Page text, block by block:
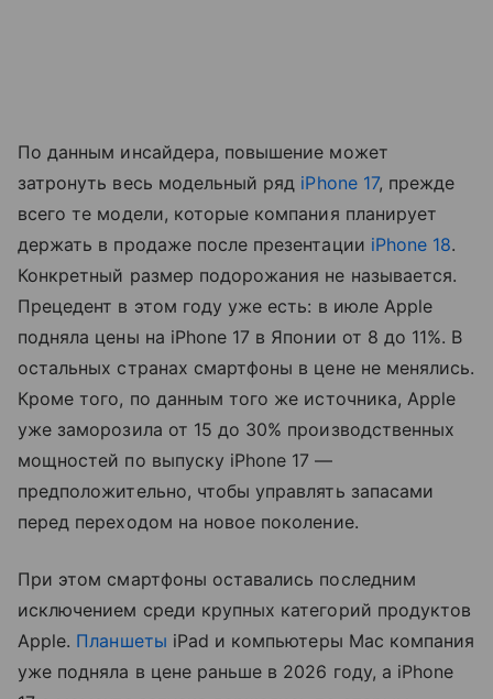
По данным инсайдера, повышение может
затронуть весь модельный ряд iPhone 17, прежде
всего те модели, которые компания планирует
держать в продаже после презентации iPhone 18.
Конкретный размер подорожания не называется.
Прецедент в этом году уже есть: в июле Apple
подняла цены на iPhone 17 в Японии от 8 до 11%. В
остальных странах смартфоны в цене не менялись.
Кроме того, по данным того же источника, Apple
уже заморозила от 15 до 30% производственных
мощностей по выпуску iPhone 17 —
предположительно, чтобы управлять запасами
перед переходом на новое поколение.
При этом смартфоны оставались последним
исключением среди крупных категорий продуктов
Apple. Планшеты iPad и компьютеры Mac компания
уже подняла в цене раньше в 2026 году, а iPhone